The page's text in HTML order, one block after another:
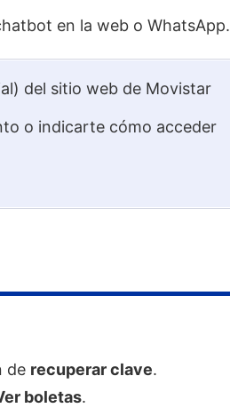
en la web o WhatsApp.
del sitio web de Movistar
o indicarte cómo acceder
de recuperar clave.
boletas.